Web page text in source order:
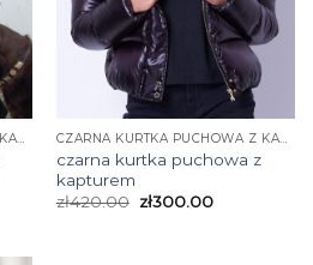
CZARNA KURTKA PUCHOWA Z KAPTUREM CZARNA KURTKA PUCHOWA Z KAPTUREM
czarna kurtka puchowa z
kapturem
zł420.00 zł300.00